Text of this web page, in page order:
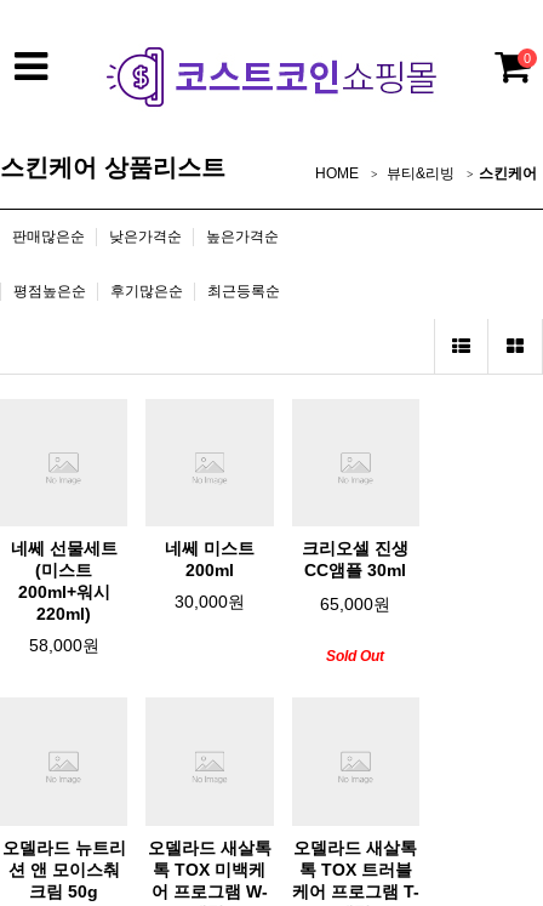
0
스킨케어 상품리스트 HOME 뷰티&리빙 스킨케어
판매많은순 낮은가격순 높은가격순
평점높은순 후기많은순 최근등록순
네쎄 선물세트
(미스트
200ml+워시
220ml)
58,000원
네쎄 미스트
200ml
30,000원
크리오셀 진생
CC앰플 30ml
65,000원
Sold Out
오델라드 뉴트리
션 앤 모이스춰
크림 50g
오델라드 새살톡
톡 TOX 미백케
어 프로그램 W-
오델라드 새살톡
톡 TOX 트러블
케어 프로그램 T-